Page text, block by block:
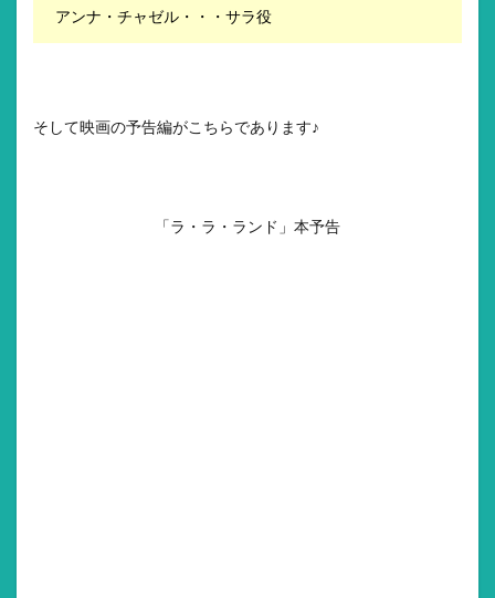
アンナ・チャゼル・・・サラ役
そして映画の予告編がこちらであります♪
「ラ・ラ・ランド」本予告